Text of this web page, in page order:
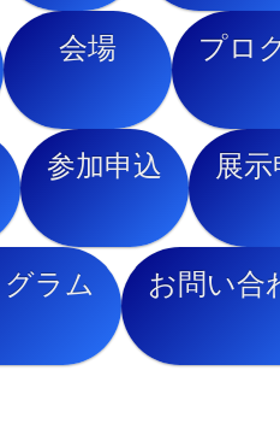
会場 プロ
参加申込 展
ラム お問い合